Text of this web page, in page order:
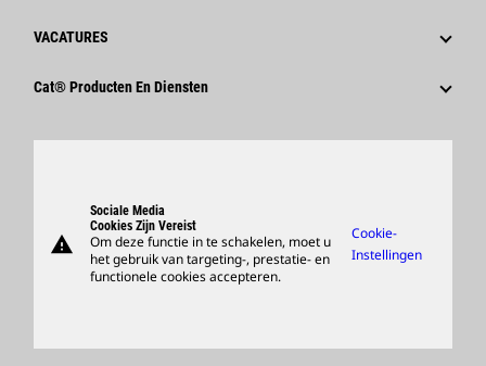
VACATURES
Waarom Caterpillar?
Cat® Producten En Diensten
Ondersteuning
Merchandise Kopen
Dealer Zoeken
warning
Sociale Media
Cookies Zijn Vereist
Om deze functie in te schakelen, moet u
het gebruik van targeting-, prestatie- en
functionele cookies accepteren.
Cookie-
Instellingen